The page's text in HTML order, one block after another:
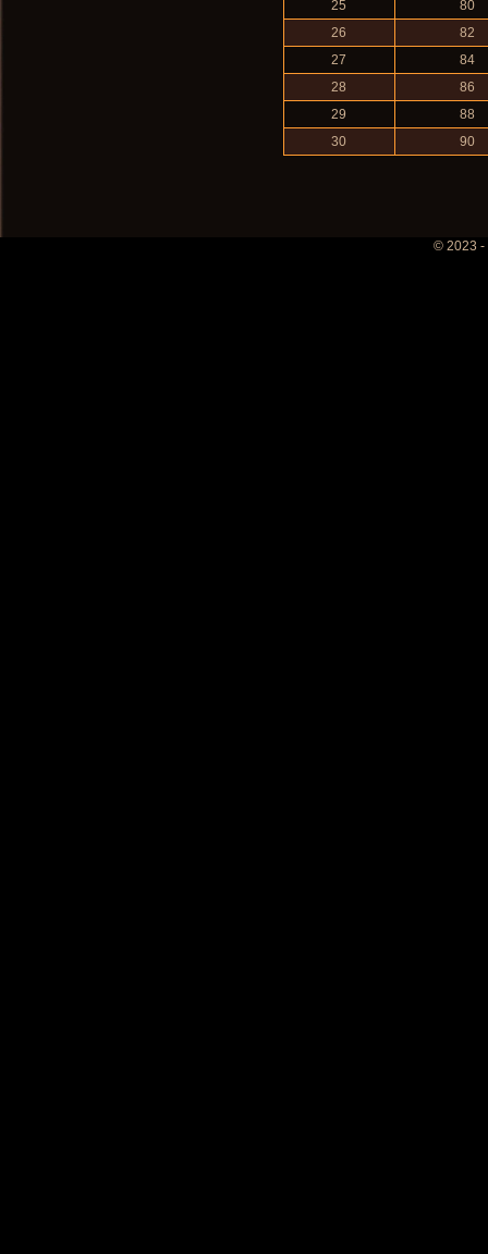
25
80
26
82
27
84
28
86
29
88
30
90
© 2023 -